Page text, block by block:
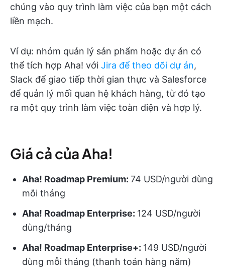
chúng vào quy trình làm việc của bạn một cách
liền mạch.
Ví dụ: nhóm quản lý sản phẩm hoặc dự án có
thể tích hợp Aha! với Jira để theo dõi dự án,
Slack để giao tiếp thời gian thực và Salesforce
để quản lý mối quan hệ khách hàng, từ đó tạo
ra một quy trình làm việc toàn diện và hợp lý.
Giá cả của Aha!
Aha! Roadmap Premium: 74 USD/người dùng
mỗi tháng
Aha! Roadmap Enterprise: 124 USD/người
dùng/tháng
Aha! Roadmap Enterprise+: 149 USD/người
dùng mỗi tháng (thanh toán hàng năm)